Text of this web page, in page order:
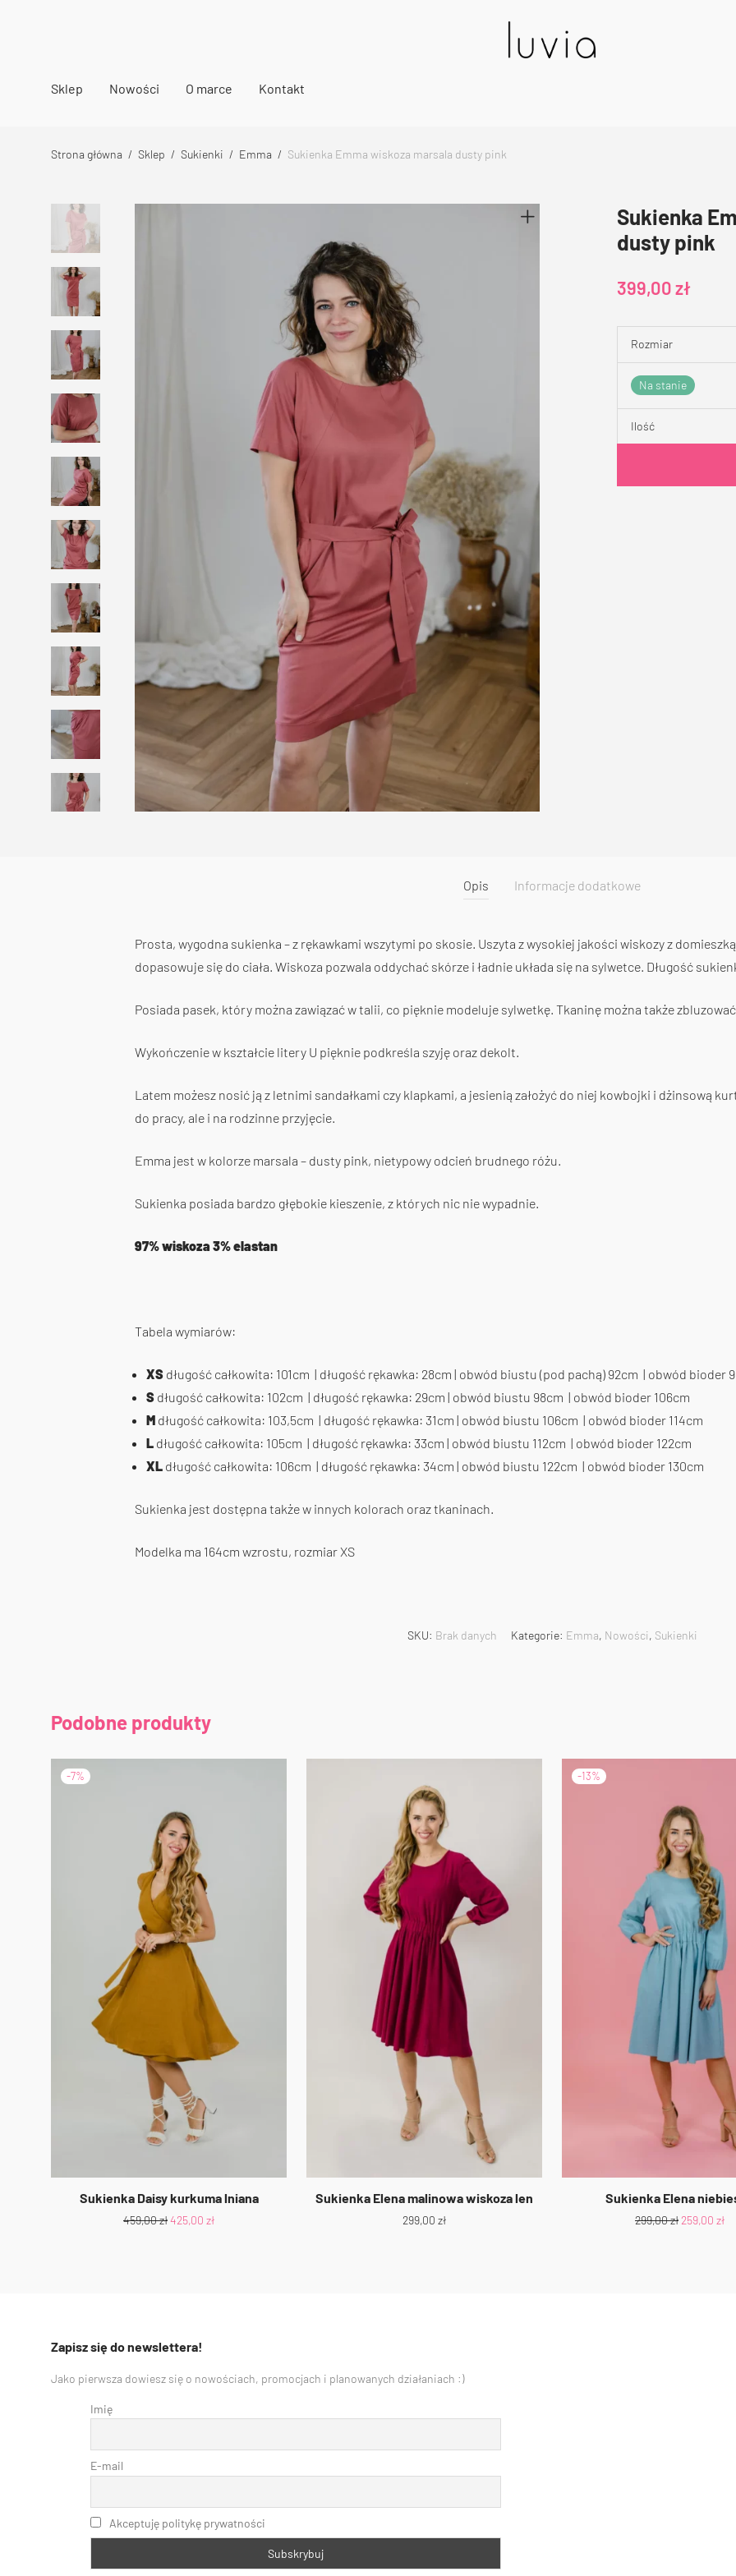
Sklep Nowości O marce Kontakt
Strona główna / Sklep / Sukienki / Emma / Sukienka Emma wiskoza marsala dusty pink
Sukienka
dusty pink
399,00zł
Rozmiar
Na stanie
Ilość
Opis Informacje dodatkowe
Prosta, wygodna sukienka – z rękawkami wszytymi po skosie. Uszyta z wysokiej jakości wiskozy z
dopasowuje się do ciała. Wiskoza pozwala oddychać skórze i ładnie układa się na sylwetce. Długość
Posiada pasek, który można zawiązać w talii, co pięknie modeluje sylwetkę. Tkaninę można także
Wykończenie w kształcie litery U pięknie podkreśla szyję oraz dekolt.
Latem możesz nosić ją z letnimi sandałkami czy klapkami, a jesienią założyć do niej kowbojki i dżinsową
do pracy, ale i na rodzinne przyjęcie.
Emma jest w kolorze marsala – dusty pink, nietypowy odcień brudnego różu.
Sukienka posiada bardzo głębokie kieszenie, z których nic nie wypadnie.
97% wiskoza 3% elastan
Tabela wymiarów:
XS długość całkowita: 101cm | długość rękawka: 28cm | obwód biustu (pod pachą) 92cm | obwód bioder
S długość całkowita: 102cm | długość rękawka: 29cm | obwód biustu 98cm | obwód bioder 106cm
M długość całkowita: 103,5cm | długość rękawka: 31cm | obwód biustu 106cm | obwód bioder 114cm
L długość całkowita: 105cm | długość rękawka: 33cm | obwód biustu 112cm | obwód bioder 122cm
XL długość całkowita: 106cm | długość rękawka: 34cm | obwód biustu 122cm | obwód bioder 130cm
Sukienka jest dostępna także w innych kolorach oraz tkaninach.
Modelka ma 164cm wzrostu, rozmiar XS
SKU: Brak danych Kategorie: Emma, Nowości, Sukienki
Podobne produkty
-7%
Sukienka Daisy kurkuma lniana
459,00zł425,00 zł
Sukienka Elena malinowa wiskoza len
299,00 zł
-13%
Sukienka Elena
299,00zł 259,00 zł
Zapisz się do newslettera!
Jako pierwsza dowiesz się o nowościach, promocjach i planowanych działaniach :)
Imię
E-mail
Akceptuję politykę prywatności